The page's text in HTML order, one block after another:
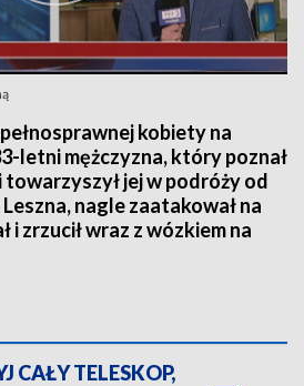
kobiety na
letni mężczyzna, który poznał
jej w podróży od
nagle zaatakował na
i zrzucił wraz z wózkiem na
CAŁY TELESKOP,